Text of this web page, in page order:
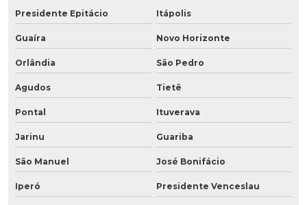
Presidente Epitácio Itápolis
Guaíra Novo Horizonte
Orlândia São Pedro
Agudos Tietê
Pontal Ituverava
Jarinu Guariba
São Manuel José Bonifácio
Iperó Presidente Venceslau